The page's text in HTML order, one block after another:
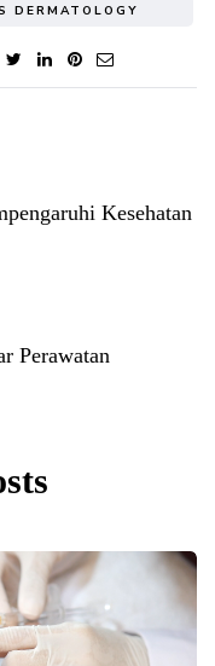
DERMATOLOGY
Kesehatan
Perawatan